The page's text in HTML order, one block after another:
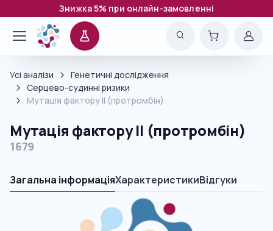
Знижка 5% при онлайн-замовленні
Усі аналізи
Генетичні дослідження
Серцево-судинні ризики
Мутація фактору II (протромбін)
Мутація фактору II (протромбін)
1679
Загальна інформаціяХарактеристикиВідгуки